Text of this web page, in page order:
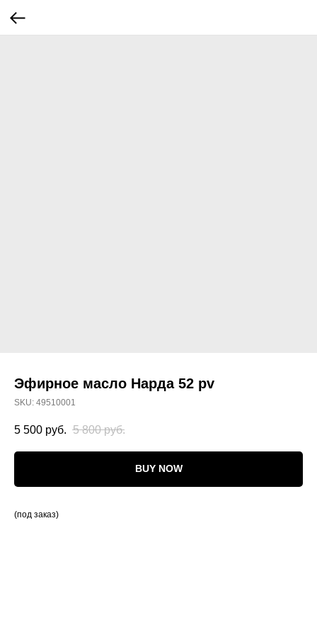
Эфирное масло Нарда 52 pv
SKU: 49510001
5 500 руб. 5 800 руб.
BUY NOW
(под заказ)